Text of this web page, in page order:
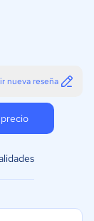
nueva reseña